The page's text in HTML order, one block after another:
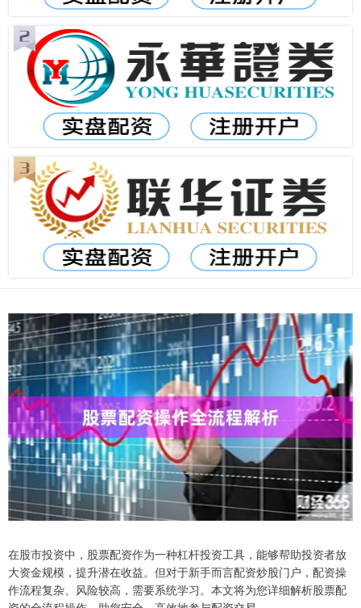
在股市投资中，股票配资作为一种杠杆投资工具，能够帮助投资者放
大资金规模，提升潜在收益。但对于新手而言配资炒股门户，配资操
作流程复杂、风险较高，需要系统学习。本文将为您详细解析股票配